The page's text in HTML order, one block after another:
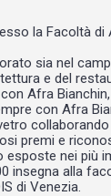
la Facoltà
sia nel
e del
Afra
con Afra
premi e
esposte nei più
insegna alla
di Venezia.